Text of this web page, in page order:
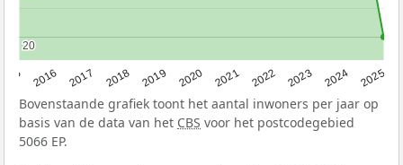
2016 2017 2018 2019 2020 2021 2022 2023 2024 2025
20
20
Bovenstaande grafiek toont het aantal inwoners per jaar op
basis van de data van het CBS voor het postcodegebied
5066 EP.